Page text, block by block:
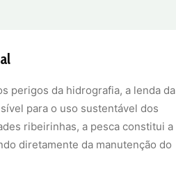
perigos da hidrografia, a lenda da
para o uso sustentável dos
ribeirinhas, a pesca constitui a
diretamente da manutenção do